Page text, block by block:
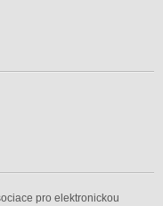
pro elektronickou